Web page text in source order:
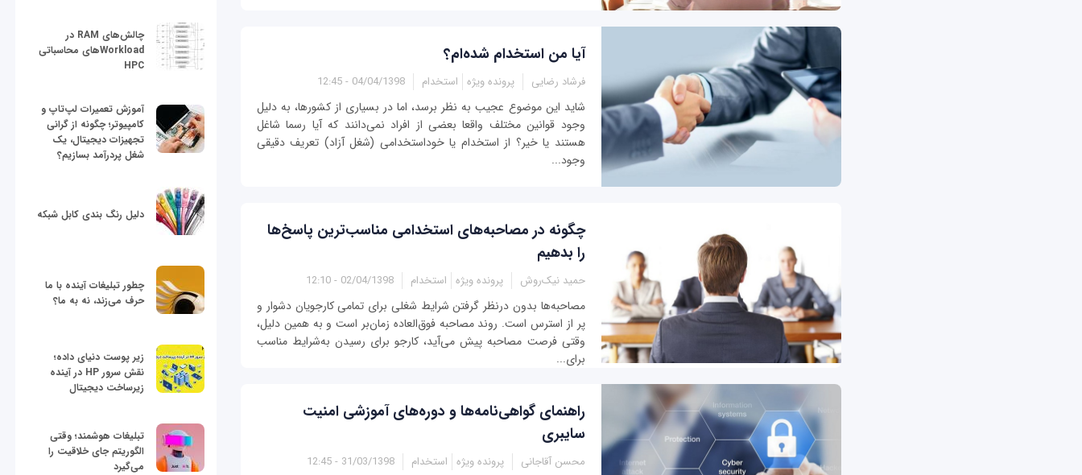
آیا من استخدام شده‌ام؟
فرشاد رضایی پرونده ویژه استخدام 04/04/1398 - 12:45
شاید این موضوع عجیب به نظر برسد، اما در بسیاری از کشورها، به دلیل
وجود قوانین مختلف واقعا بعضی از افراد نمی‌دانند که آیا رسما شاغل
هستند یا خیر؟ از استخدام یا خوداستخدامی (شغل آزاد) تعریف دقیقی
وجود...
چگونه در مصاحبه‌های استخدامی مناسب‌ترین پاسخ‌ها
را بدهیم
حمید نیک‌روش پرونده ویژه استخدام 02/04/1398 - 12:10
مصاحبه‌ها بدون درنظر گرفتن شرایط شغلی برای تمامی کارجویان دشوار و
پر از استرس است. روند مصاحبه فوق‌العاده زمان‌بر است و به همین دلیل،
وقتی فرصت مصاحبه پیش می‌آید، کارجو برای رسیدن به‌شرایط مناسب
برای...
راهنمای گواهی‌نامه‌ها و دوره‌های آموزشی امنیت
سایبری
محسن آقاجانی پرونده ویژه استخدام 31/03/1398 - 12:45
چالش‌های RAM در
Workloadهای محاسباتی
HPC
آموزش تعمیرات لپ‌تاپ و
کامپیوتر؛ چگونه از گرانی
تجهیزات دیجیتال، یک
شغل پردرآمد بسازیم؟
دلیل رنگ بندی کابل شبکه
چطور تبلیغات آینده با ما
حرف می‌زند، نه به ما؟
زیر پوست دنیای داده؛
نقش سرور HP در آینده
زیرساخت دیجیتال
تبلیغات هوشمند؛ وقتی
الگوریتم جای خلاقیت را
می‌گیرد